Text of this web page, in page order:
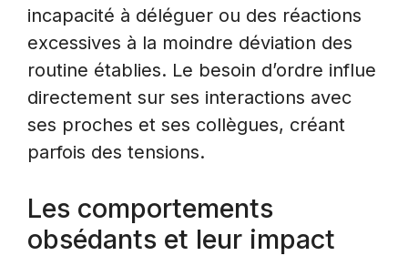
incapacité à déléguer ou des réactions
excessives à la moindre déviation des
routine établies. Le besoin d’ordre influe
directement sur ses interactions avec
ses proches et ses collègues, créant
parfois des tensions.
Les comportements
obsédants et leur impact